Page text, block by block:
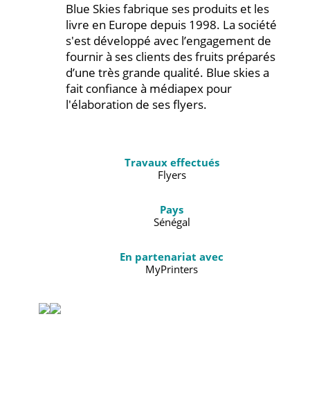
Blue Skies fabrique ses produits et les
livre en Europe depuis 1998. La société
s'est développé avec l’engagement de
fournir à ses clients des fruits préparés
d’une très grande qualité. Blue skies a
fait confiance à médiapex pour
l'élaboration de ses flyers.
Travaux effectués
Flyers
Pays
Sénégal
En partenariat avec
MyPrinters